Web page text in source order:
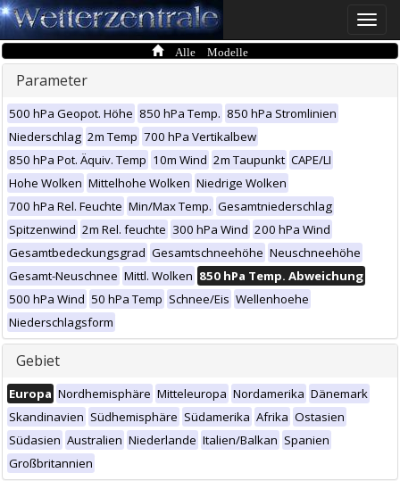
Toggle
Alle Modelle
Parameter
500 hPa Geopot. Höhe 850 hPa Temp. 850 hPa Stromlinien
Niederschlag 2m Temp 700 hPa Vertikalbew
850 hPa Pot. Äquiv. Temp 10m Wind 2m Taupunkt CAPE/LI
Hohe Wolken Mittelhohe Wolken Niedrige Wolken
700 hPa Rel. Feuchte Min/Max Temp. Gesamtniederschlag
Spitzenwind 2m Rel. feuchte 300 hPa Wind 200 hPa Wind
Gesamtbedeckungsgrad Gesamtschneehöhe Neuschneehöhe
Gesamt-Neuschnee Mittl. Wolken 850 hPa Temp. Abweichung
500 hPa Wind 50 hPa Temp Schnee/Eis Wellenhoehe
Niederschlagsform
Gebiet
Europa Nordhemisphäre Mitteleuropa Nordamerika Dänemark
Skandinavien Südhemisphäre Südamerika Afrika Ostasien
Südasien Australien Niederlande Italien/Balkan Spanien
Großbritannien